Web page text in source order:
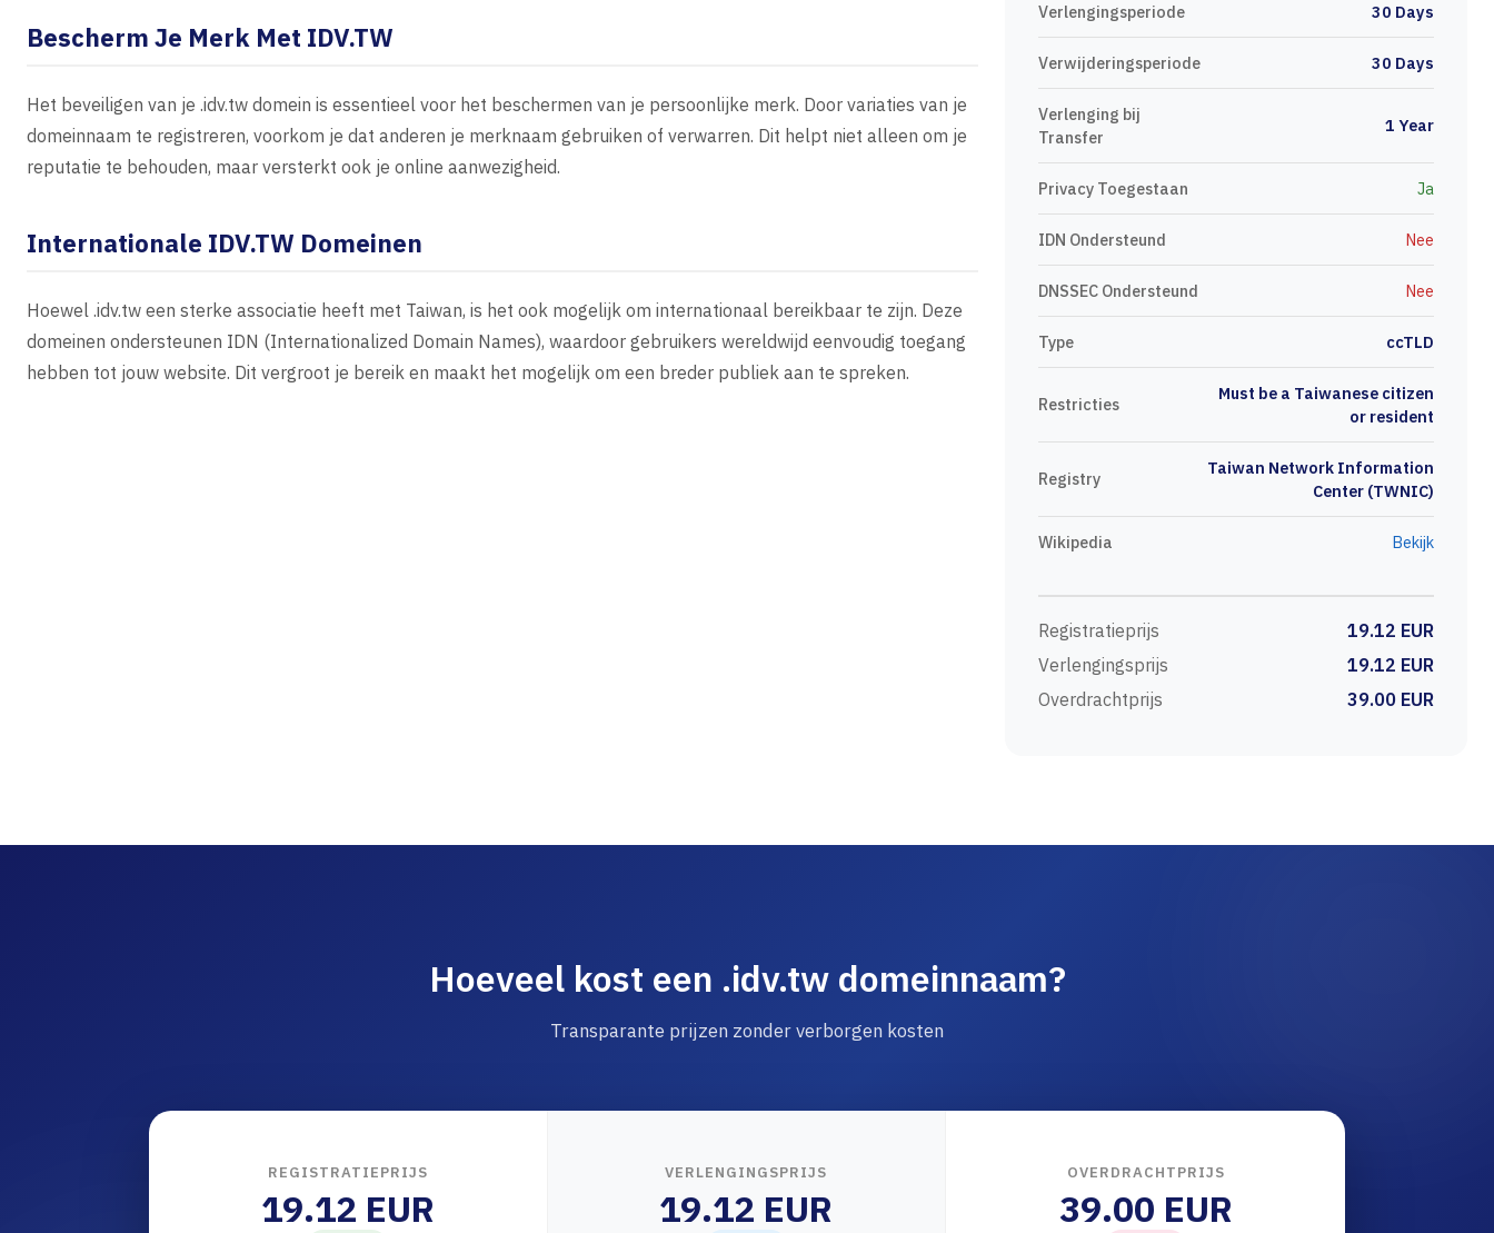
Bescherm Je Merk Met IDV.TW
Het beveiligen van je .idv.tw domein is essentieel voor het beschermen van je persoonlijke merk. Door variaties van je
domeinnaam te registreren, voorkom je dat anderen je merknaam gebruiken of verwarren. Dit helpt niet alleen om je
reputatie te behouden, maar versterkt ook je online aanwezigheid.
Internationale IDV.TW Domeinen
Hoewel .idv.tw een sterke associatie heeft met Taiwan, is het ook mogelijk om internationaal bereikbaar te zijn. Deze
domeinen ondersteunen IDN (Internationalized Domain Names), waardoor gebruikers wereldwijd eenvoudig toegang
hebben tot jouw website. Dit vergroot je bereik en maakt het mogelijk om een breder publiek aan te spreken.
Verlengingsperiode 30 Days
Verwijderingsperiode 30 Days
Verlenging bij
Transfer
1 Year
Privacy Toegestaan Ja
IDN Ondersteund Nee
DNSSEC Ondersteund Nee
Type ccTLD
Restricties
Must be a Taiwanese citizen
or resident
Registry
Taiwan Network Information
Center (TWNIC)
Wikipedia Bekijk
Registratieprijs
19.12 EUR
Verlengingsprijs
19.12 EUR
Overdrachtprijs
39.00 EUR
Hoeveel kost een .idv.tw domeinnaam?
Transparante prijzen zonder verborgen kosten
REGISTRATIEPRIJS
19.12 EUR
VERLENGINGSPRIJS
19.12 EUR
OVERDRACHTPRIJS
39.00 EUR